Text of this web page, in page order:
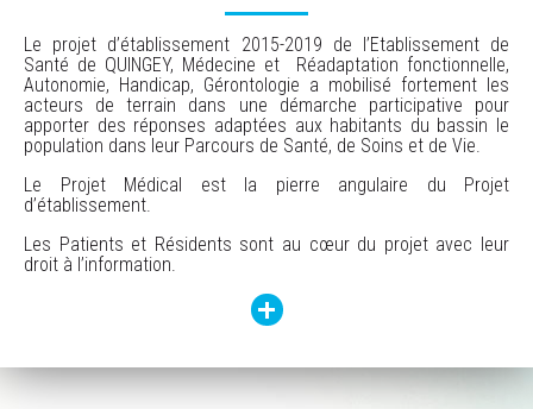
Le projet d’établissement 2015-2019 de l’Etablissement de
Santé de QUINGEY, Médecine et Réadaptation fonctionnelle,
Autonomie, Handicap, Gérontologie a mobilisé fortement les
acteurs de terrain dans une démarche participative pour
apporter des réponses adaptées aux habitants du bassin le
population dans leur Parcours de Santé, de Soins et de Vie.
Le Projet Médical est la pierre angulaire du Projet
d’établissement.
Les Patients et Résidents sont au cœur du projet avec leur
droit à l’information.